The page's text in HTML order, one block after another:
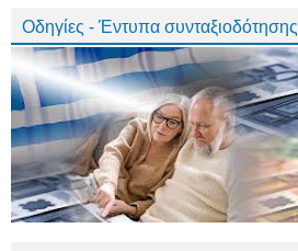
Οδηγίες - Έντυπα συνταξιοδότησης